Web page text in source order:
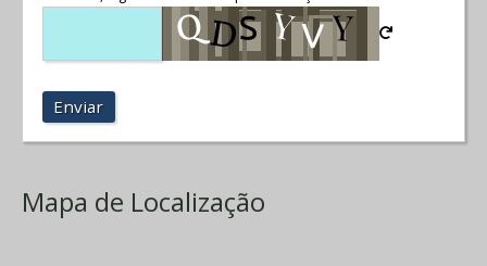
Enviar
Mapa de Localização